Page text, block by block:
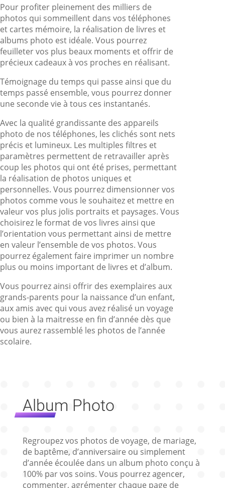
Pour profiter pleinement des milliers de
photos qui sommeillent dans vos téléphones
et cartes mémoire, la réalisation de livres et
albums photo est idéale. Vous pourrez
feuilleter vos plus beaux moments et offrir de
précieux cadeaux à vos proches en réalisant.
Témoignage du temps qui passe ainsi que du
temps passé ensemble, vous pourrez donner
une seconde vie à tous ces instantanés.
Avec la qualité grandissante des appareils
photo de nos téléphones, les clichés sont nets
précis et lumineux. Les multiples filtres et
paramètres permettent de retravailler après
coup les photos qui ont été prises, permettant
la réalisation de photos uniques et
personnelles. Vous pourrez dimensionner vos
photos comme vous le souhaitez et mettre en
valeur vos plus jolis portraits et paysages. Vous
choisirez le format de vos livres ainsi que
l’orientation vous permettant ainsi de mettre
en valeur l’ensemble de vos photos. Vous
pourrez également faire imprimer un nombre
plus ou moins important de livres et d’album.
Vous pourrez ainsi offrir des exemplaires aux
grands-parents pour la naissance d’un enfant,
aux amis avec qui vous avez réalisé un voyage
ou bien à la maitresse en fin d’année dès que
vous aurez rassemblé les photos de l’année
scolaire.
Album Photo
Regroupez vos photos de voyage, de mariage,
de baptême, d’anniversaire ou simplement
d’année écoulée dans un album photo conçu à
100% par vos soins. Vous pourrez agencer,
commenter, agrémenter chaque page de